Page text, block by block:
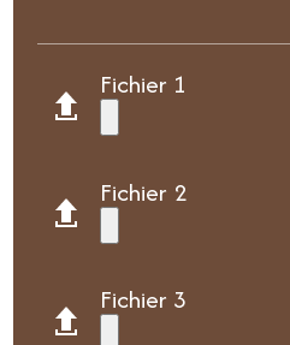
Fichier 1
Fichier 2
Fichier 3